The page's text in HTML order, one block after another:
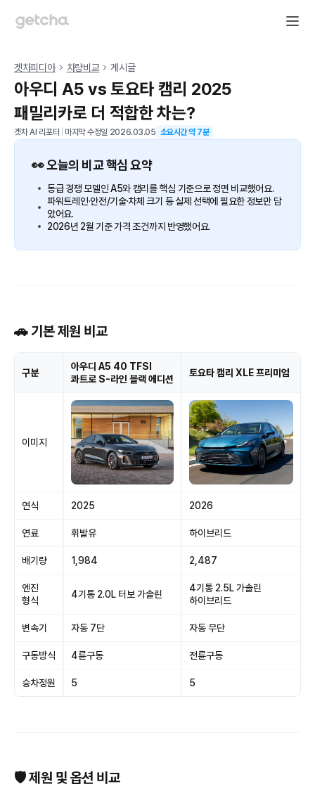
겟차피디아 차량비교 게시글
아우디 A5 vs 토요타 캠리 2025
패밀리카로 더 적합한 차는?
겟차 AI 리포터 마지막 수정일 2026.03.05 소요시간 약7분
👀 오늘의 비교 핵심 요약
동급 경쟁 모델인 A5와 캠리를 핵심 기준으로 정면 비교했어요.
파워트레인·안전/기술·차체 크기 등 실제 선택에 필요한 정보만 담
았어요.
2026년 2월 기준 가격 조건까지 반영했어요.
🚗 기본 제원 비교
구분
아우디 A5 40 TFSI
콰트로 S-라인 블랙 에디션
토요타 캠리 XLE 프리미엄
이미지
연식 2025 2026
연료 휘발유 하이브리드
배기량 1,984 2,487
엔진
형식
4기통 2.0L 터보 가솔린
4기통 2.5L 가솔린
하이브리드
변속기 자동 7단 자동 무단
구동방식 4륜구동 전륜구동
승차정원 5 5
🛡 제원 및 옵션 비교